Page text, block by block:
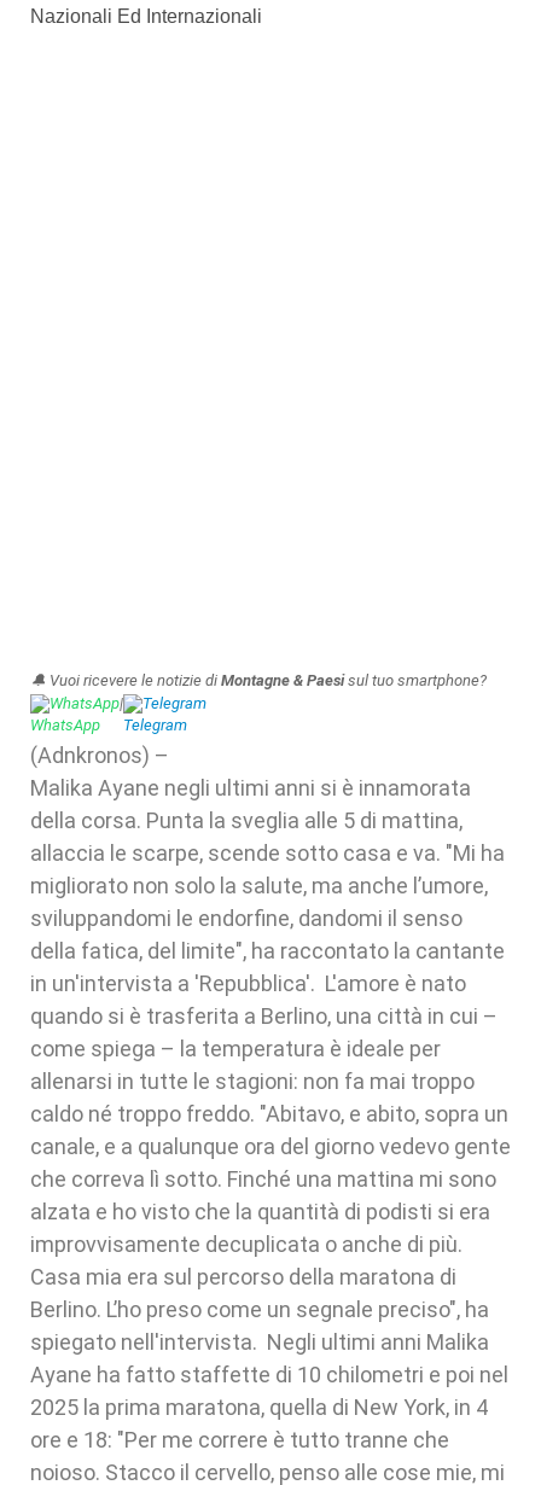
Nazionali Ed Internazionali
🔔 Vuoi ricevere le notizie di Montagne & Paesisul tuo smartphone?
WhatsApp| Telegram
(Adnkronos) –
Malika Ayane negli ultimi anni si è innamorata
della corsa. Punta la sveglia alle 5 di mattina,
allaccia le scarpe, scende sotto casa e va. "Mi ha
migliorato non solo la salute, ma anche l’umore,
sviluppandomi le endorfine, dandomi il senso
della fatica, del limite", ha raccontato la cantante
in un'intervista a 'Repubblica'. L'amore è nato
quando si è trasferita a Berlino, una città in cui –
come spiega – la temperatura è ideale per
allenarsi in tutte le stagioni: non fa mai troppo
caldo né troppo freddo. "Abitavo, e abito, sopra un
canale, e a qualunque ora del giorno vedevo gente
che correva lì sotto. Finché una mattina mi sono
alzata e ho visto che la quantità di podisti si era
improvvisamente decuplicata o anche di più.
Casa mia era sul percorso della maratona di
Berlino. L’ho preso come un segnale preciso", ha
spiegato nell'intervista. Negli ultimi anni Malika
Ayane ha fatto staffette di 10 chilometri e poi nel
2025 la prima maratona, quella di New York, in 4
ore e 18: "Per me correre è tutto tranne che
noioso. Stacco il cervello, penso alle cose mie, mi